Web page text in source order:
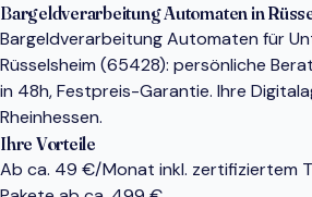
Bargeldverarbeitung Automaten in
Bargeldverarbeitung Automaten für
Rüsselsheim (65428): persönliche
in 48h, Festpreis-Garantie. Ihre
Rheinhessen.
Ihre Vorteile
Ab ca. 49 €/Monat inkl. zertifiziertem